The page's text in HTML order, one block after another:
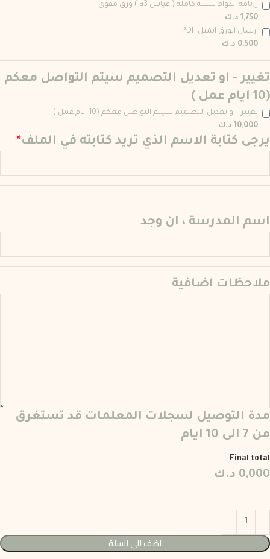
رزنامه الدوام لسنه كامله ( قياس a3 ) ورق مقوى
1,750 د.ك
ارسال الورق ايميل PDF
0,500 د.ك
تغيير - او تعديل التصميم سيتم التواصل معكم
(10 ايام عمل )
تغيير - او تعديل التصميم سيتم التواصل معكم (10 ايام عمل )
10,000 د.ك
*يرجى كتابة الاسم الذي تريد كتابته في الملف
اسم المدرسة ، ان وجد
ملاحظات اضافية
مدة التوصيل لسجلات المعلمات قد تستغرق
من 7 الى 10 ايام
Final total
0,000 د.ك
اضف الى السلة